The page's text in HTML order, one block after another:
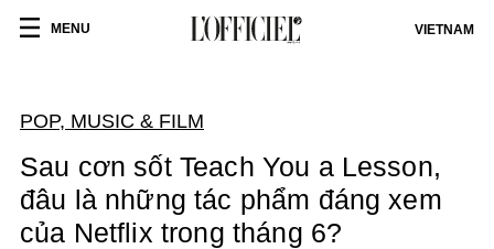
MENU VIETNAM
POP, MUSIC & FILM
Sau cơn sốt Teach You a Lesson,
đâu là những tác phẩm đáng xem
của Netflix trong tháng 6?